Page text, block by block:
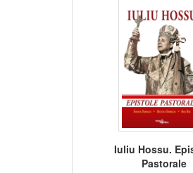
Iuliu Hossu.
Pastorale